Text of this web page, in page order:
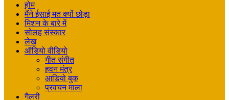
होम
मैंने ईसाई मत क्यों छोड़ा
मिशन के बारे में
सोलह संस्कार
लेख
ऑडियो वीडियो
गीत संगीत
हवन मंत्र
आडियो बुक
प्रवचन माला
गैलरी